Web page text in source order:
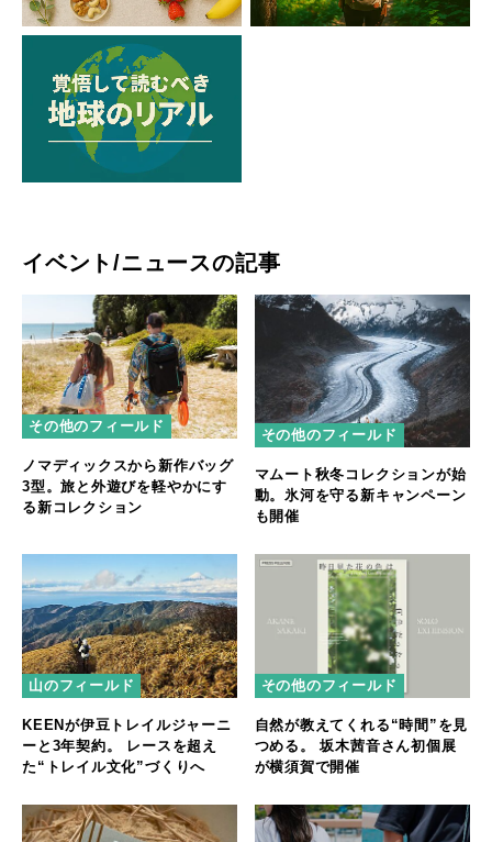
イベント/ニュースの記事
その他のフィールド
ノマディックスから新作バッグ
3型。旅と外遊びを軽やかにす
る新コレクション
その他のフィールド
マムート秋冬コレクションが始
動。氷河を守る新キャンペーン
も開催
山のフィールド
KEENが伊豆トレイルジャーニ
ーと3年契約。 レースを超え
た“トレイル文化”づくりへ
その他のフィールド
自然が教えてくれる“時間”を見
つめる。 坂木茜音さん初個展
が横須賀で開催